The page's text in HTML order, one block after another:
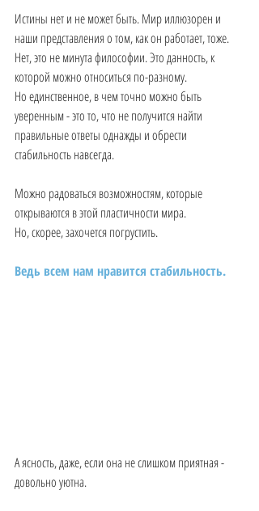
Истины нет и не может быть. Мир иллюзорен и
наши представления о том, как он работает, тоже.
Нет, это не минута философии. Это данность, к
которой можно относиться по-разному.
Но единственное, в чем точно можно быть
уверенным - это то, что не получится найти
правильные ответы однажды и обрести
стабильность навсегда.
Можно радоваться возможностям, которые
открываются в этой пластичности мира.
Но, скорее, захочется погрустить.
Ведь всем нам нравится стабильность.
А ясность, даже, если она не слишком приятная -
довольно уютна.